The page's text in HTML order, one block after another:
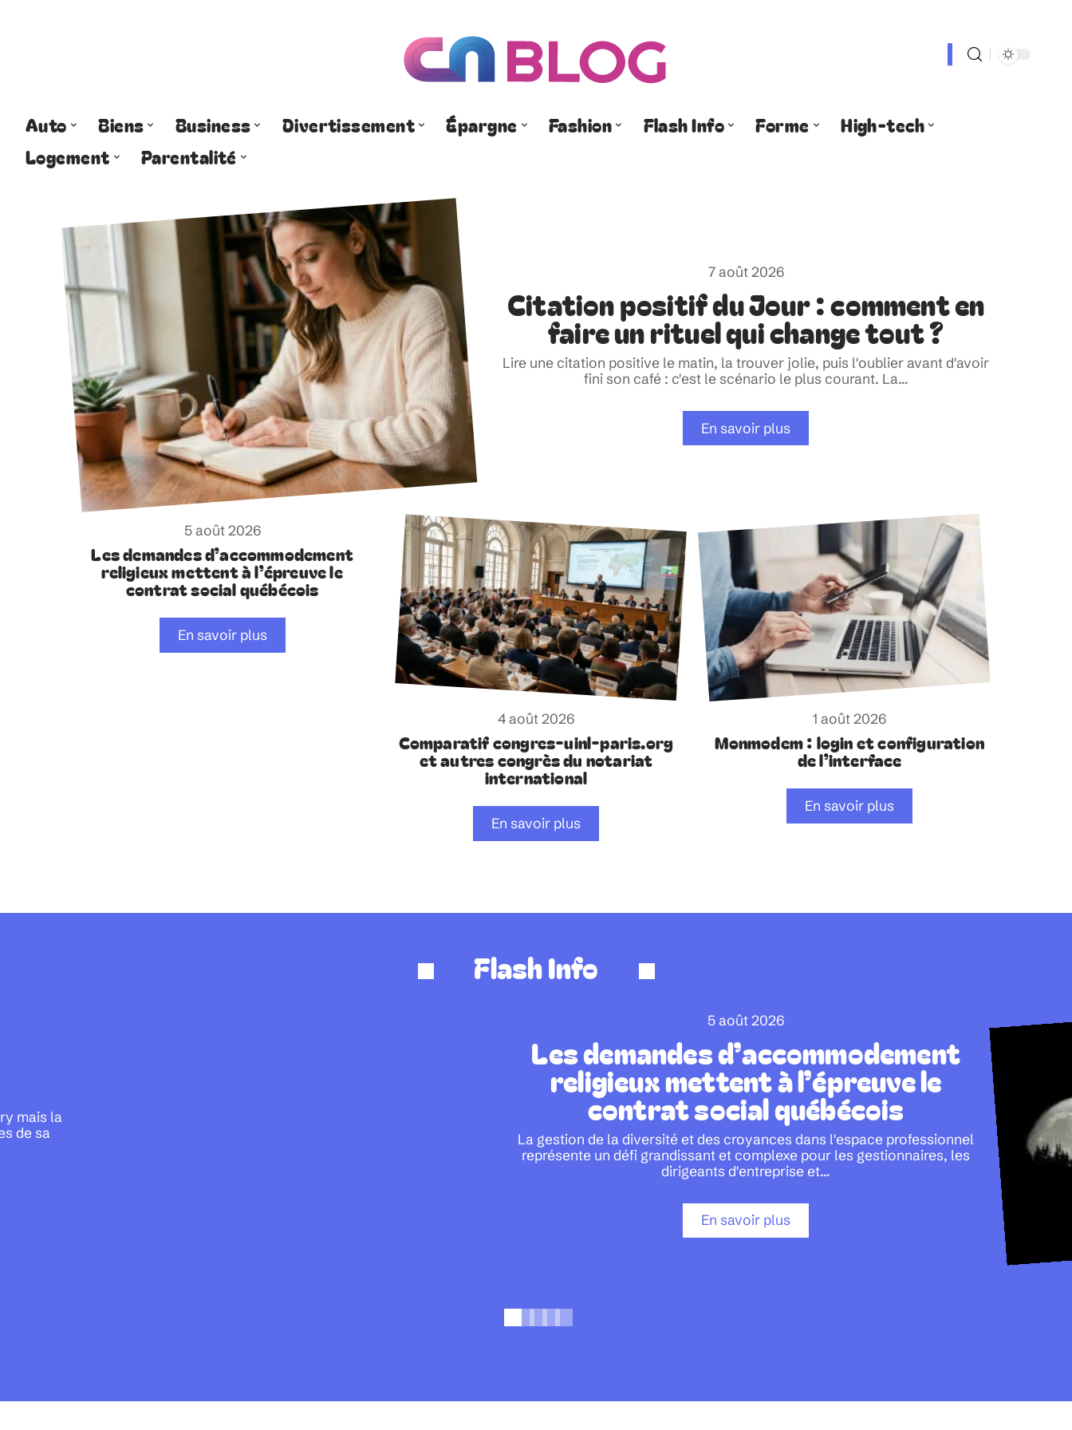
Auto Biens Business Divertissement Épargne Fashion Flash Info Forme
High-tech
Logement
Parentalité
7 août 2026
Citation positif du Jour : comment en
faire un rituel qui change tout ?
Lire une citation positive le matin, la trouver jolie, puis l'oublier avant d'avoir
fini son café : c'est le scénario le plus courant. La…
En savoir plus
5 août 2026
Les demandes d’accommodement
religieux mettent à l’épreuve le
contrat social québécois
En savoir plus
4 août 2026
Comparatif congres-uinl-paris.org
et autres congrès du notariat
international
En savoir plus
1 août 2026
Monmodem : login et configuration
de l’interface
En savoir plus
Flash Info
mais la
de sa
5 août 2026
Les demandes d’accommodement
religieux mettent à l’épreuve le
contrat social québécois
La gestion de la diversité et des croyances dans l'espace professionnel
représente un défi grandissant et complexe pour les gestionnaires, les
dirigeants d'entreprise et…
En savoir plus